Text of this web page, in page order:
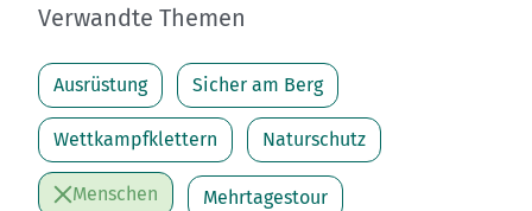
Verwandte Themen
Ausrüstung Sicher am Berg
Wettkampfklettern Naturschutz
Menschen Mehrtagestour